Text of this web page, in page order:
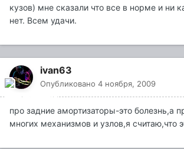
кузов) мне сказали что все в норме и ни
нет. Всем удачи.
ivan63
Опубликовано 4 ноября, 2009
про задние амортизаторы-это болезнь,а
многих механизмов и узлов,я считаю,что